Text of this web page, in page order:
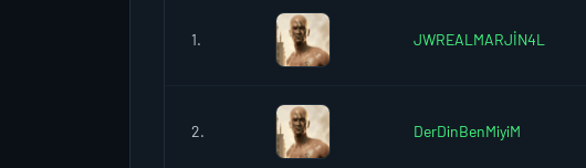
1. JWREALMARJİN4L
2. DerDinBenMiyiM